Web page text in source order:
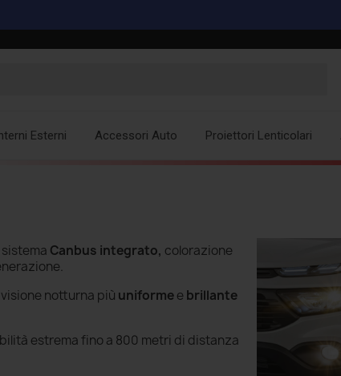
Esterni Accessori Auto Proiettori Lenticolari
Canbus integrato, colorazione
notturna più uniformee brillante
estrema fino a 800 metri di distanza